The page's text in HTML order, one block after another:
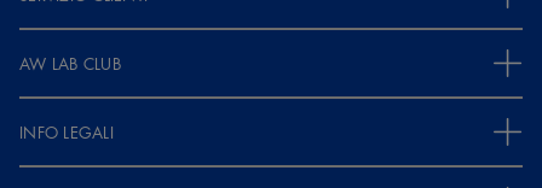
clienti.Ma è colpa di chi ,legge le mail, e non risolve il problema
AW LAB CLUB
INFO LEGALI